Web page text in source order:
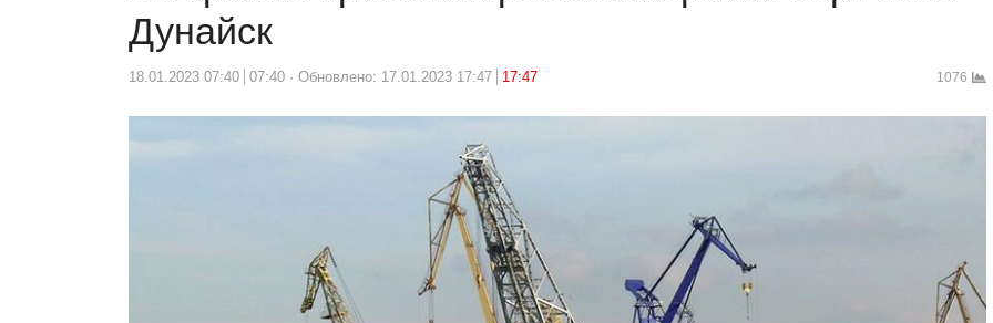
Дунайск
18.01.2023 07:40 07:40 Обновлено: 17.01.2023 17:47 17:47 1076